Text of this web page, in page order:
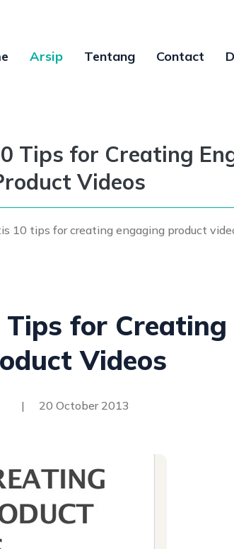
Arsip Tentang Contact
Tips for Creating
Videos
10 tips for creating engaging product
for
Videos
| 20 October 2013